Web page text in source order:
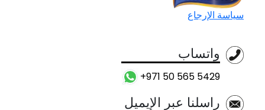
سياسة الإرجاع
واتساب
+971 50 565 5429
راسلنا عبر الإيميل